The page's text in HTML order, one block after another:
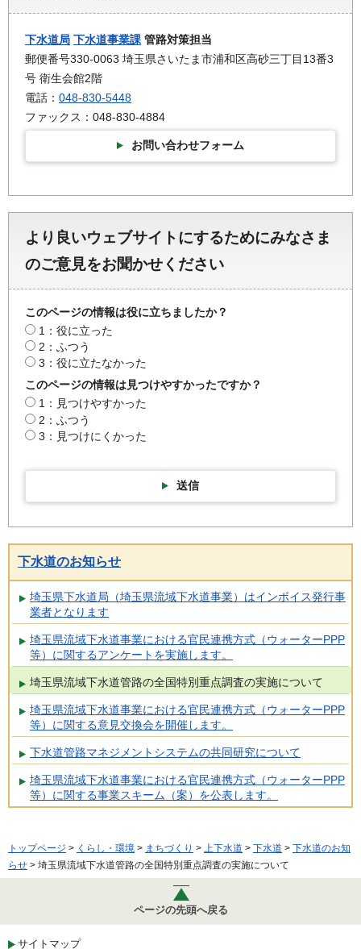
下水道局 下水道事業課 管路対策担当
郵便番号330-0063 埼玉県さいたま市浦和区高砂三丁目13番3
号 衛生会館2階
電話： 048-830-5448
ファックス：048-830-4884
お問い合わせフォーム
より良いウェブサイトにするためにみなさま
のご意見をお聞かせください
このページの情報は役に立ちましたか？
1：役に立った
2：ふつう
3：役に立たなかった
このページの情報は見つけやすかったですか？
1：見つけやすかった
2：ふつう
3：見つけにくかった
送信
下水道のお知らせ
埼玉県下水道局（埼玉県流域下水道事業）はインボイス発行事
業者となります
埼玉県流域下水道事業における官民連携方式（ウォーターPPP
等）に関するアンケートを実施します。
埼玉県流域下水道管路の全国特別重点調査の実施について
埼玉県流域下水道事業における官民連携方式（ウォーターPPP
等）に関する意見交換会を開催します。
下水道管路マネジメントシステムの共同研究について
埼玉県流域下水道事業における官民連携方式（ウォーターPPP
等）に関する事業スキーム（案）を公表します。
トップページ > くらし・環境 > まちづくり > 上下水道 > 下水道 > 下水道のお知
らせ > 埼玉県流域下水道管路の全国特別重点調査の実施について
ページの先頭へ戻る
サイトマップ